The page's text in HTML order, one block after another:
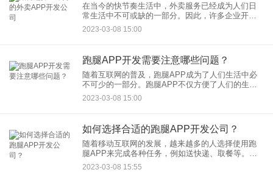
在当今的快节奏生活中，外卖服务已经成为人们日
常生活中不可或缺的一部分。因此，许多企业开始
投资外卖APP的开发，以吸引消费者并增加销售
额。然而，选择一个好的外卖APP开发公司是至关
2023-03-08 15:00
跑腿APP开发需要注意哪些问题？
随着互联网的普及，跑腿APP成为了人们生活中必
不可少的一部分。跑腿APP不仅方便了人们的生
活，还为企业创造了商机。因此，如果你想开发一
2023-03-08 15:00
如何选择合适的跑腿APP开发公司？
随着移动互联网的发展，越来越多的人选择使用跑
腿APP来完成各种任务，例如送快递、取餐等。如
果您打算开发一款跑腿APP，那么选择一个可靠的
开发公司非常重要。以下是一些如何选择跑腿APP
2023-03-08 15:55